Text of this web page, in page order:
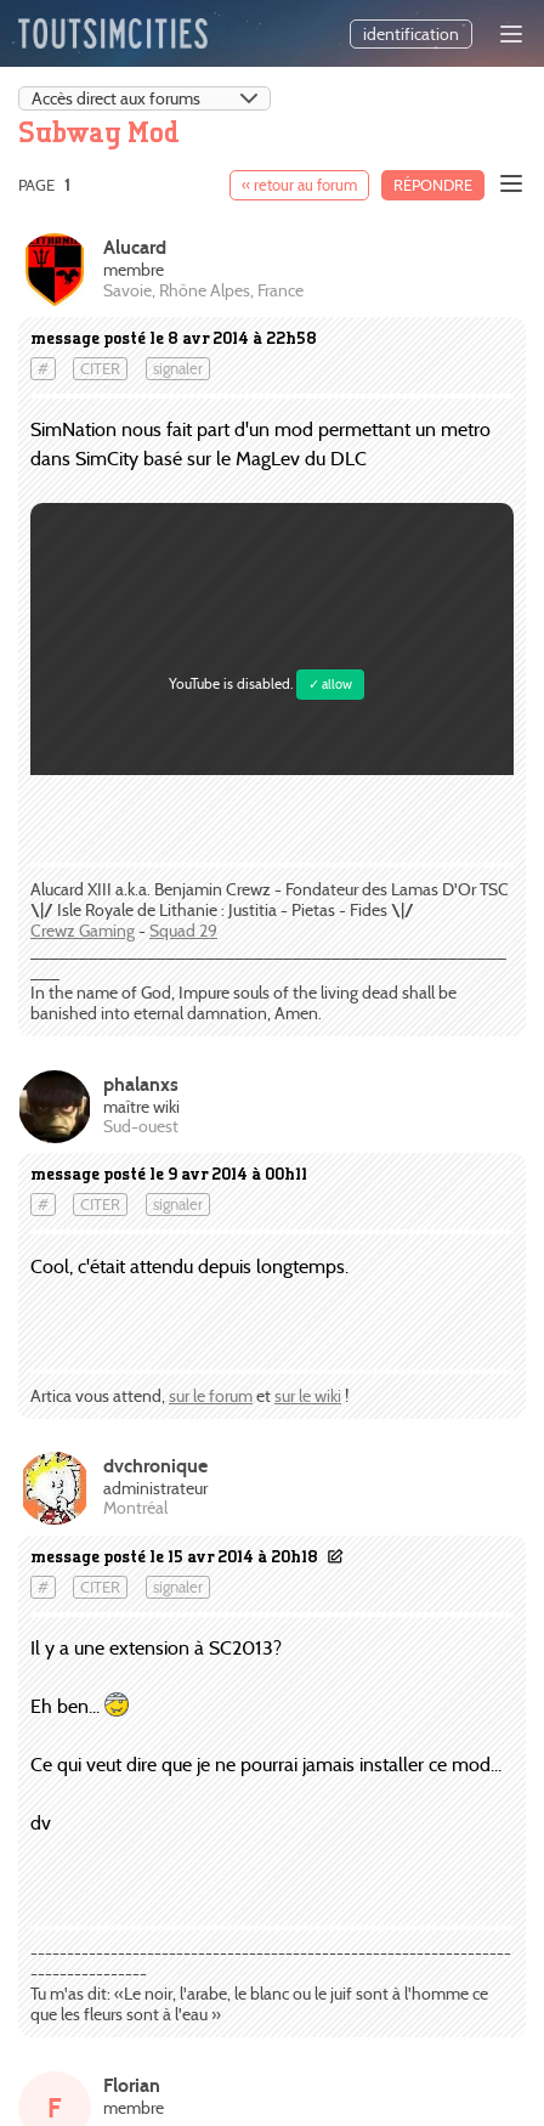
identification
Subway Mod
« retour au forum RÉPONDRE
PAGE 1
message posté le 8 avr 2014 à 22h58
# CITER signaler
Alucard
membre
Savoie, Rhône Alpes, France
SimNation nous fait part d'un mod permettant un metro
dans SimCity basé sur le MagLev du DLC
YouTube is disabled. ✓ allow
Alucard XIII a.k.a. Benjamin Crewz - Fondateur des Lamas D'Or TSC
\|/ Isle Royale de Lithanie : Justitia - Pietas - Fides\|/
Crewz Gaming-Squad 29
In the name of God, Impure souls of the living dead shall be
banished into eternal damnation, Amen.
message posté le 9 avr 2014 à 00h11
# CITER signaler
phalanxs
maître wiki
Sud-ouest
Cool, c'était attendu depuis longtemps.
Artica vous attend, sur le forumetsur le wiki!
message posté le 15 avr 2014 à 20h18
# CITER signaler
dvchronique
administrateur
Montréal
Il y a une extension à SC2013?
Eh ben...
Ce qui veut dire que je ne pourrai jamais installer ce mod...
dv
------------------------------------------------------------------
----------------
Tu m'as dit: «Le noir, l'arabe, le blanc ou le juif sont à l'homme ce
que les fleurs sont à l'eau »
F
Florian
membre